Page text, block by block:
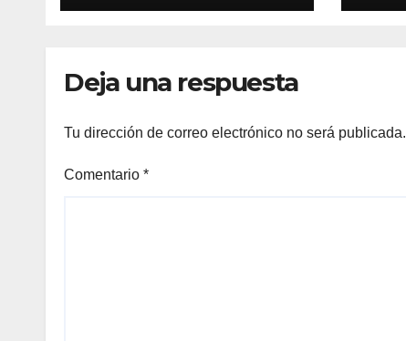
club)
Deja una respuesta
Tu dirección de correo electrónico no será publicada.
Comentario *